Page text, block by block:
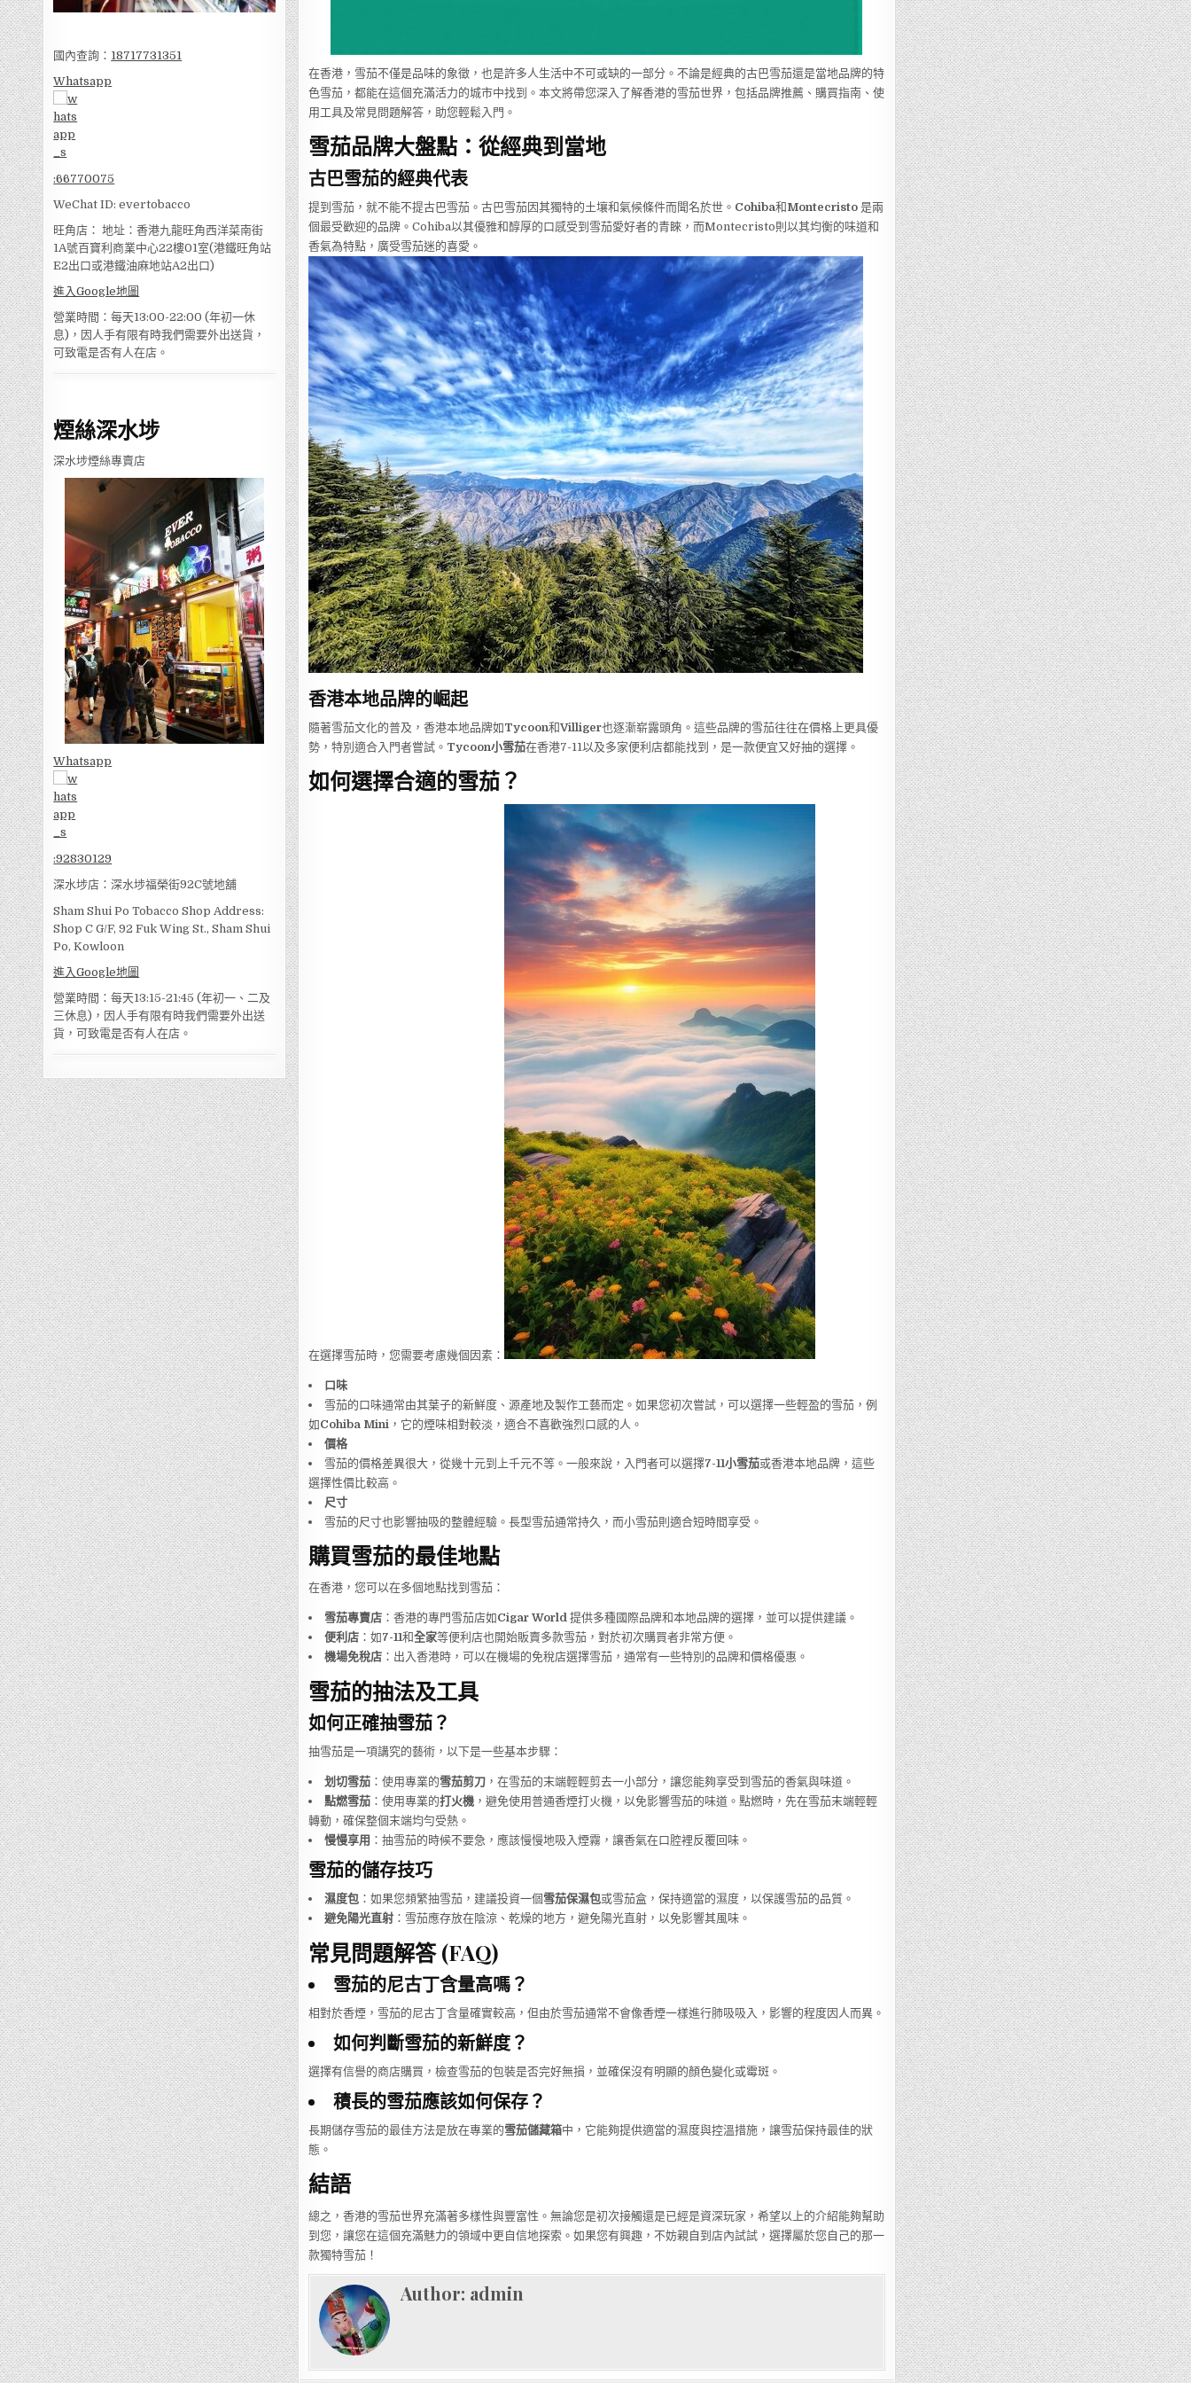
國內查詢： 18717731351
Whatsapp
:66770075
WeChat ID: evertobacco
旺角店： 地址：香港九龍旺角西洋菜南街
1A號百寶利商業中心22樓01室(港鐵旺角站
E2出口或港鐵油麻地站A2出口)
進入Google地圖
營業時間：每天13:00-22:00 (年初一休
息)，因人手有限有時我們需要外出送貨，
可致電是否有人在店。
煙絲深水埗
深水埗煙絲專賣店
Whatsapp
:92830129
深水埗店：深水埗福榮街92C號地舖
Sham Shui Po Tobacco Shop Address:
Shop C G/F, 92 Fuk Wing St., Sham Shui
Po, Kowloon
進入Google地圖
營業時間：每天13:15-21:45 (年初一、二及
三休息)，因人手有限有時我們需要外出送
貨，可致電是否有人在店。
在香港，雪茄不僅是品味的象徵，也是許多人生活中不可或缺的一部分。不論是經典的古巴雪茄還是當地品牌的特
色雪茄，都能在這個充滿活力的城市中找到。本文將帶您深入了解香港的雪茄世界，包括品牌推薦、購買指南、使
用工具及常見問題解答，助您輕鬆入門。
雪茄品牌大盤點：從經典到當地
古巴雪茄的經典代表
提到雪茄，就不能不提古巴雪茄。古巴雪茄因其獨特的土壤和氣候條件而聞名於世。 Cohiba和 Montecristo是兩
個最受歡迎的品牌。Cohiba以其優雅和醇厚的口感受到雪茄愛好者的青睞，而Montecristo則以其均衡的味道和
香氣為特點，廣受雪茄迷的喜愛。
香港本地品牌的崛起
隨著雪茄文化的普及，香港本地品牌如Tycoon和Villiger也逐漸崭露頭角。這些品牌的雪茄往往在價格上更具優
勢，特別適合入門者嘗試。 Tycoon小雪茄在香港7-11以及多家便利店都能找到，是一款便宜又好抽的選擇。
如何選擇合適的雪茄？
在選擇雪茄時，您需要考慮幾個因素：
口味
雪茄的口味通常由其葉子的新鮮度、源產地及製作工藝而定。如果您初次嘗試，可以選擇一些輕盈的雪茄，例
如Cohiba Mini ，它的煙味相對較淡，適合不喜歡強烈口感的人。
價格
雪茄的價格差異很大，從幾十元到上千元不等。一般來說，入門者可以選擇7-11小雪茄或香港本地品牌，這些
選擇性價比較高。
尺寸
雪茄的尺寸也影響抽吸的整體經驗。長型雪茄通常持久，而小雪茄則適合短時間享受。
購買雪茄的最佳地點
在香港，您可以在多個地點找到雪茄：
雪茄專賣店：香港的專門雪茄店如Cigar World提供多種國際品牌和本地品牌的選擇，並可以提供建議。
便利店：如7-11和全家等便利店也開始販賣多款雪茄，對於初次購買者非常方便。
機場免稅店：出入香港時，可以在機場的免稅店選擇雪茄，通常有一些特別的品牌和價格優惠。
雪茄的抽法及工具
如何正確抽雪茄？
抽雪茄是一項講究的藝術，以下是一些基本步驟：
划切雪茄：使用專業的雪茄剪刀，在雪茄的末端輕輕剪去一小部分，讓您能夠享受到雪茄的香氣與味道。
點燃雪茄：使用專業的打火機，避免使用普通香煙打火機，以免影響雪茄的味道。點燃時，先在雪茄末端輕輕
轉動，確保整個末端均勻受熱。
慢慢享用 ：抽雪茄的時候不要急，應該慢慢地吸入煙霧，讓香氣在口腔裡反覆回味。
雪茄的儲存技巧
濕度包：如果您頻繁抽雪茄，建議投資一個 雪茄保濕包或雪茄盒，保持適當的濕度，以保護雪茄的品質。
避免陽光直射：雪茄應存放在陰涼、乾燥的地方，避免陽光直射，以免影響其風味。
常見問題解答 (FAQ)
雪茄的尼古丁含量高嗎？
相對於香煙，雪茄的尼古丁含量確實較高，但由於雪茄通常不會像香煙一樣進行肺吸吸入，影響的程度因人而異。
如何判斷雪茄的新鮮度？
選擇有信譽的商店購買，檢查雪茄的包裝是否完好無損，並確保沒有明顯的顏色變化或霉斑。
積長的雪茄應該如何保存？
長期儲存雪茄的最佳方法是放在專業的雪茄儲藏箱中，它能夠提供適當的濕度與控溫措施，讓雪茄保持最佳的狀
態。
結語
總之，香港的雪茄世界充滿著多樣性與豐富性。無論您是初次接觸還是已經是資深玩家，希望以上的介紹能夠幫助
到您，讓您在這個充滿魅力的領域中更自信地探索。如果您有興趣，不妨親自到店內試試，選擇屬於您自己的那一
款獨特雪茄！
Author: admin